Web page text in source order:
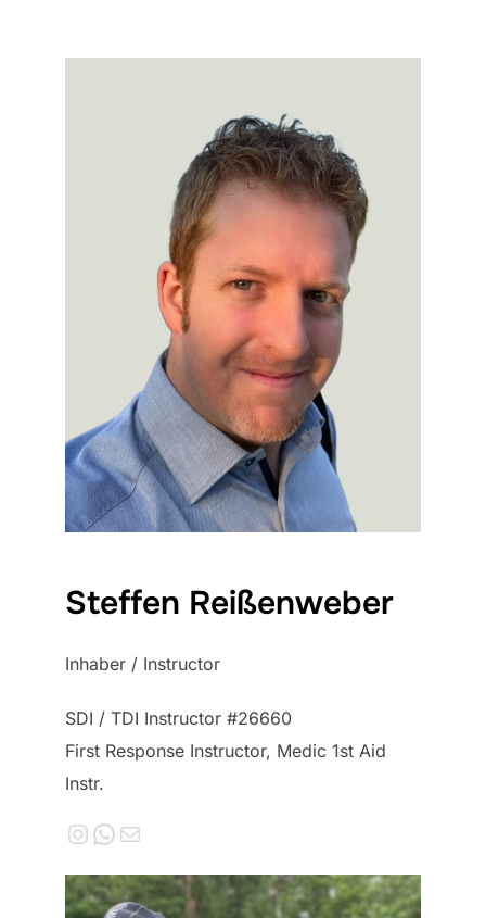
Steffen Reißenweber
Inhaber / Instructor
SDI / TDI Instructor #26660
First Response Instructor, Medic 1st Aid
Instr.
Instagram WhatsApp E-Mail